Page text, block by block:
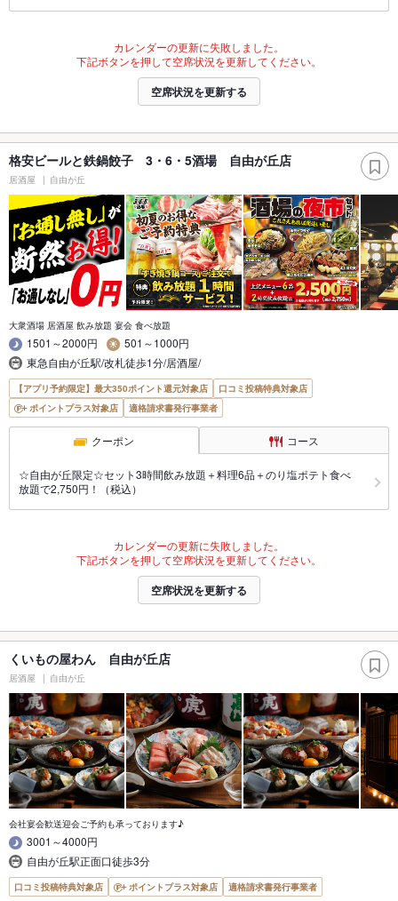
カレンダーの更新に失敗しました。
下記ボタンを押して空席状況を更新してください。
空席状況を更新する
格安ビールと鉄鍋餃子 3・6・5酒場 自由が丘店
居酒屋 自由が丘
大衆酒場 居酒屋 飲み放題 宴会 食べ放題
1501～2000円
501～1000円
東急自由が丘駅/改札徒歩1分/居酒屋/
【アプリ予約限定】最大350ポイント還元対象店
口コミ投稿特典対象店
ポイントプラス対象店
適格請求書発行事業者
クーポン コース
☆自由が丘限定☆セット3時間飲み放題＋料理6品＋のり塩ポテト食べ
放題で2,750円！（税込）
カレンダーの更新に失敗しました。
下記ボタンを押して空席状況を更新してください。
空席状況を更新する
くいもの屋わん 自由が丘店
居酒屋 自由が丘
会社宴会歓送迎会ご予約も承っております♪
3001～4000円
自由が丘駅正面口徒歩3分
口コミ投稿特典対象店 ポイントプラス対象店 適格請求書発行事業者